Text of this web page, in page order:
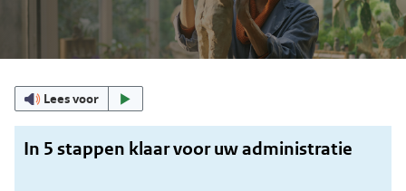
Lees voor
Uitgelicht
In 5 stappen klaar voor uw administratie